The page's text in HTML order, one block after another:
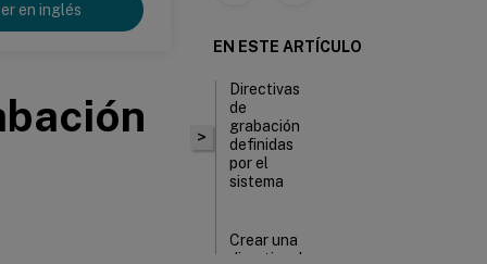
en inglés
>
EN ESTE ARTÍCULO
Directivas
de
grabación
definidas
por el
sistema
Crear una
directiva de